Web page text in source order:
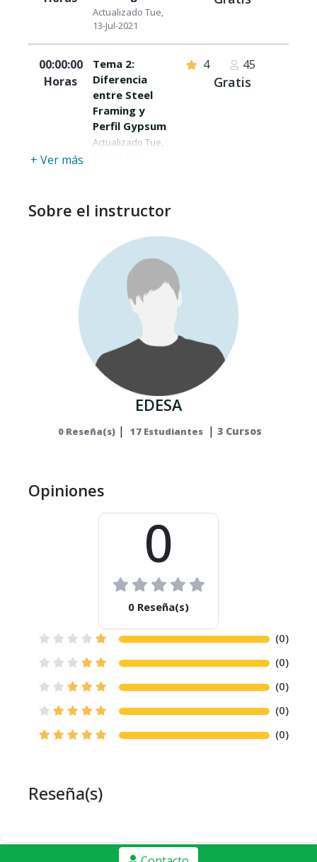
+ Ver más
Actualizado Tue,
13-Jul-2021
00:00:00
Horas
Tema 2:
Diferencia
entre Steel
Framing y
Perfil Gypsum
Actualizado Tue,
4 45
Gratis
Sobre el instructor
EDESA
0 Reseña(s) | 17 Estudiantes | 3 Cursos
Opiniones
0
0 Reseña(s)
(0)
(0)
(0)
(0)
(0)
Reseña(s)